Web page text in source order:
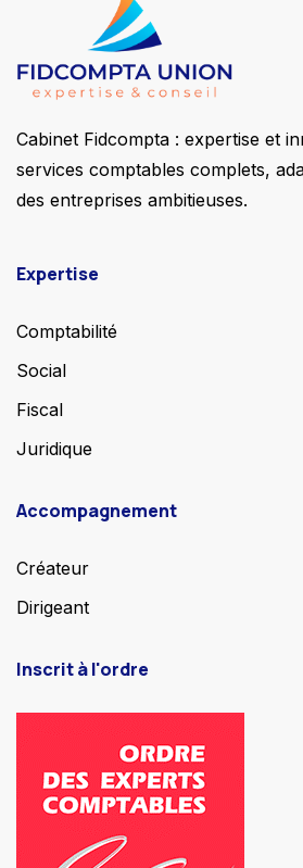
Cabinet Fidcompta : expertise et
services comptables complets,
des entreprises ambitieuses.
Expertise
Comptabilité
Social
Fiscal
Juridique
Accompagnement
Créateur
Dirigeant
Inscrit à l'ordre